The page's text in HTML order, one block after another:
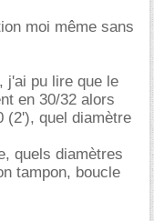
moi même sans
j'ai pu lire que le
en 30/32 alors
(2'), quel diamètre
quels diamètres
tampon, boucle